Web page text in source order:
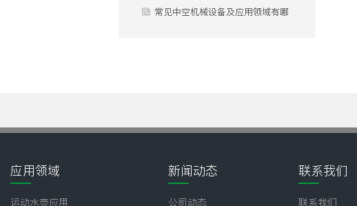
心差异？
用？
常见中空机械设备及应用领域有哪
应用领域
运动水壶应用
新闻动态
公司动态
联系我们
联系我们